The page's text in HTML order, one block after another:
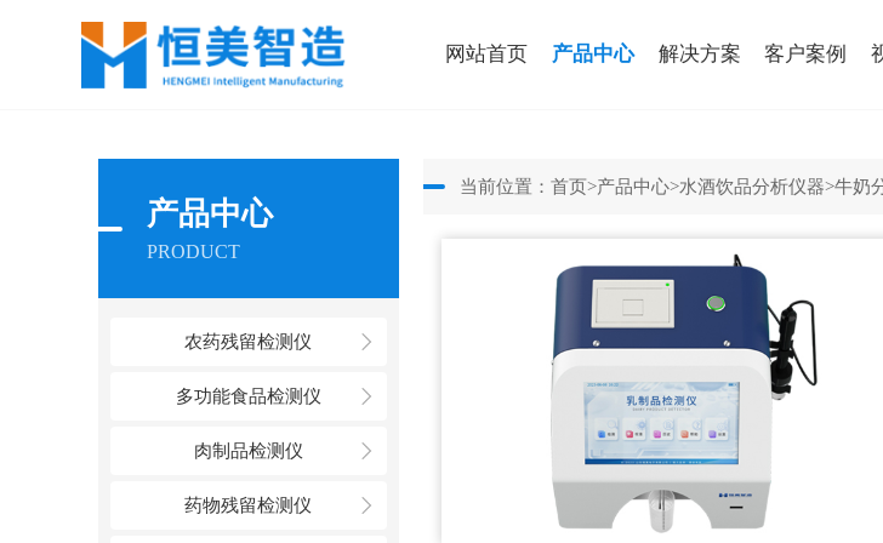
网站首页 产品中心 解决方案 客户案例
产品中心
PRODUCT
农药残留检测仪
多功能食品检测仪
肉制品检测仪
药物残留检测仪
当前位置：首页>产品中心>水酒饮品分析仪器>牛奶